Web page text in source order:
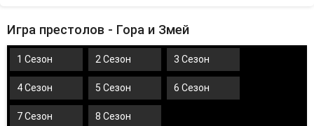
Игра престолов - Гора и Змей
1 Сезон 2 Сезон 3 Сезон
4 Сезон 5 Сезон 6 Сезон
7 Сезон 8 Сезон